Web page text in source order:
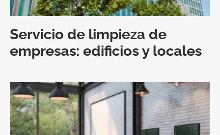
Servicio de limpieza de
empresas: edificios y locales